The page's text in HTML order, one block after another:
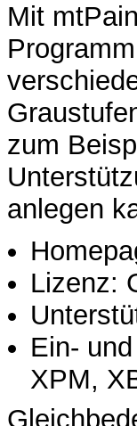
Mit
zum
anlegen
Lizenz:
Ein-
XPM,